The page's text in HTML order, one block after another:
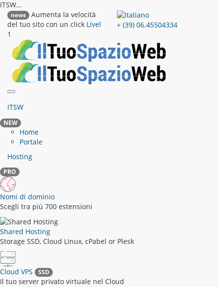
ITSW...
news
Aumenta la velocità
del tuo sito con un click Livel
1
+ (39) 06.45504334
ITSW
NEW
Home
Portale
Hosting
PRO
Nomi di dominio
Scegli tra più 700 estensioni
Shared Hosting
Storage SSD, Cloud Linux, cPabel or Plesk
Cloud VPS SSD
Il tuo server privato virtuale nel Cloud